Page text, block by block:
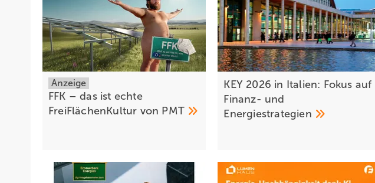
Anzeige
FFK – das ist echte
FreiFlächenKultur von PMT
KEY 2026 in Italien: Fokus auf
Finanz- und
Energiestrategien